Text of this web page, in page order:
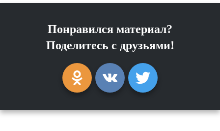
Понравился материал?
Поделитесь с друзьями!